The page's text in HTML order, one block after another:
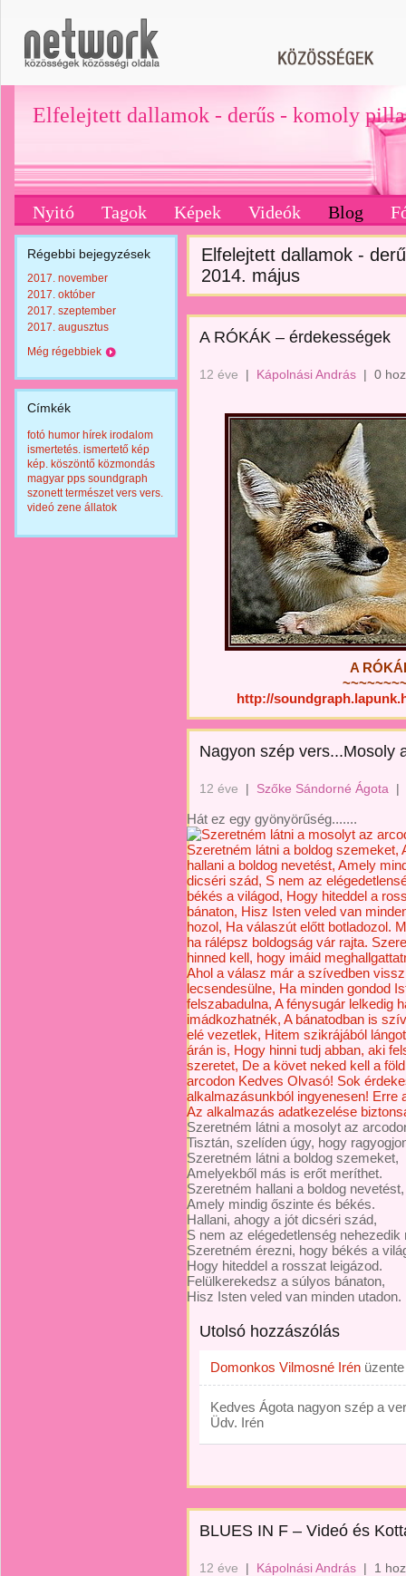
Elfelejtett dallamok - derűs - komoly
Nyitó Tagok Képek Videók Blog
Régebbi bejegyzések
2017. november
2017. október
2017. szeptember
2017. augusztus
Még régebbiek
Címkék
fotó humor hírek irodalom
ismertetés. ismertető kép
kép. köszöntő közmondás
magyar pps soundgraph
szonett természet vers vers.
videó zene állatok
Elfelejtett dallamok -
2014. május
A RÓKÁK – érdekességek
12 éve | Kápolnási András | 0
A
http://
Nagyon szép vers...Mosoly
12 éve | Szőke Sándorné Ágota |
Hát ez egy gyönyörűség.......
Szeretném látni a mosolyt az
Tisztán, szelíden úgy, hogy
Szeretném látni a boldog szemeket,
Amelyekből más is erőt meríthet.
Szeretném hallani a boldog nevetést,
Amely mindig őszinte és békés.
Hallani, ahogy a jót dicséri szád,
S nem az elégedetlenség nehezedik
Szeretném érezni, hogy békés a
Hogy hiteddel a rosszat leigázod.
Felülkerekedsz a súlyos bánaton,
Hisz Isten veled van minden utadon.
Utolsó hozzászólás
Domonkos Vilmosné Irén
Kedves Ágota nagyon szép a
Üdv. Irén
BLUES IN F – Videó és
12 éve | Kápolnási András | 1